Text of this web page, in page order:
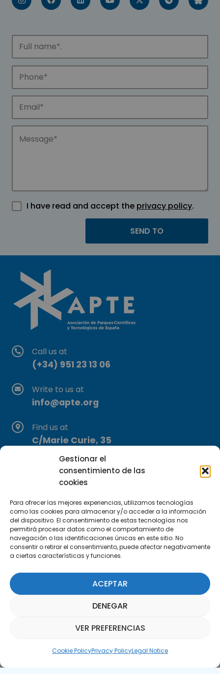
Gestionar el
consentimiento de las
cookies
Para ofrecer las mejores experiencias, utilizamos tecnologías
como las cookies para almacenar y/o acceder a la información
del dispositivo. El consentimiento de estas tecnologías nos
permitirá procesar datos como el comportamiento de
navegación o las identificaciones únicas en este sitio. No
consentir o retirar el consentimiento, puede afectar negativamente
a ciertas características y funciones.
ACEPTAR
DENEGAR
VER PREFERENCIAS
Cookie PolicyPrivacy PolicyLegal Notice
I have read and accept the privacy policy.
Call us at
(+34) 951 23 13 06
Write to us at
info@apte.org
Find us at
C/Marie Curie, 35
29590 Campanillas, Málaga
Subscribe to our Newsletter
SUBSCRIBE HERE